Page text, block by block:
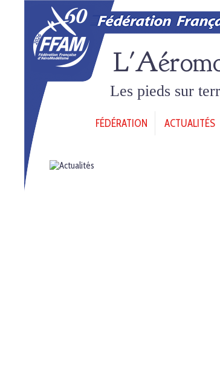
Les pieds sur
FÉDÉRATION ACTUALITÉS